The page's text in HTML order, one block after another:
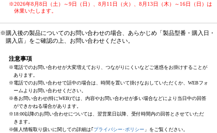
※2026年8月8日（土）～9日（日）、8月11日（火）、8月13日（木）～16日（日）は
休業いたします。
※購入後の製品についてのお問い合わせの場合、あらかじめ「製品型番・購入日・
購入店」をご確認の上、お問い合わせください。
注意事項
※電話でのお問い合わせが大変増えており、つながりにくいなどご迷惑をお掛けすることが
あります。
※電話でのお問い合わせで話中の場合は、時間を置いて掛けなおしていただくか、WEBフォ
ームよりお問い合わせください。
※各お問い合わせ(特にWEB)では、内容やお問い合わせが多い場合などにより当日中の回答
ができかねる場合があります。
※18:00以降のお問い合わせについては、翌営業日以降、受付時間内の回答とさせていただ
きます。
※個人情報取り扱いに関しての詳細は｢プライバシー･ポリシー 」をご覧ください。